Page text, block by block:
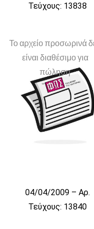
Τεύχους: 13838
Το αρχείο προσωρινά
είναι διαθέσιμο για
πώληση
04/04/2009 – Αρ.
Τεύχους: 13840